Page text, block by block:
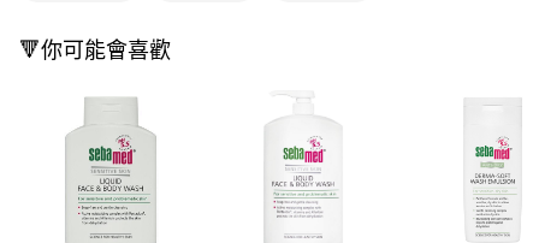
３．安心：先確認商品／服務後，再付款。
１．於結帳方式選擇「AFTEE先享後付」後，將跳轉至「AFTEE先享後付」
結帳頁面，進行簡訊認證並確認金額後，即可完成結帳。
２．訂單成立數日內，您將收到繳費通知簡訊。
３．收到繳費通知簡訊後14天內，點擊此簡訊中的連結，可透過四大超商／
ATM／網路銀行／等多元方式進行付款，方視為交易完成。
※ 請注意：結帳手續完成當下不需立刻繳費，但若您需要取消訂單，請聯絡
購買商品的店家。未經商家同意取消之訂單仍視為有效，需透過AFTEE先享
全家取貨付款
付款後全家取貨
每筆NT$65，滿NT$390(含以上)免運費
萊爾富取貨付款
每筆NT$65，滿NT$490(含以上)免運費
🔻你可能會喜歡